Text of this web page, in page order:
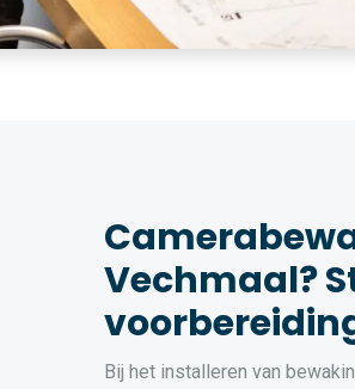
Vechmaal?
Bij het installeren van